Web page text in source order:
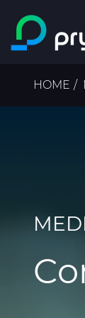
Salta al
di
HOME